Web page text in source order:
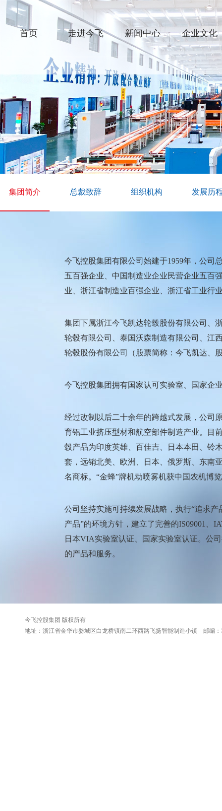
首页 走进今飞 新闻中心 企业文化
集团简介 总裁致辞 组织机构 发展历
今飞控股集团有限公司始建于1959年，公司
五百强企业、中国制造业企业民营企业五百
业、浙江省制造业百强企业、浙江省工业行
集团下属浙江今飞凯达轮毂股份有限公司、
轮毂有限公司、泰国沃森制造有限公司、江
轮毂股份有限公司（股票简称：今飞凯达、
今飞控股集团拥有国家认可实验室、国家企
经过改制以后二十余年的跨越式发展，公司
育铝工业挤压型材和航空部件制造产业。目
毂产品为印度英雄、百佳吉、日本本田、铃
套，远销北美、欧洲、日本、俄罗斯、东南
名商标。“金蜂”牌机动喷雾机获中国农机博
公司坚持实施可持续发展战略，执行“追求
产品”的环境方针，建立了完善的IS09001、
日本VIA实验室认证、国家实验室认证。公
的产品和服务。
今飞控股集团 版权所有
地址：浙江省金华市婺城区白龙桥镇南二环西路飞扬智能制造小镇 邮